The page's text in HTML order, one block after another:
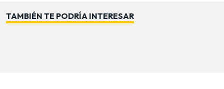
TAMBIÉN TE PODRÍA INTERESAR